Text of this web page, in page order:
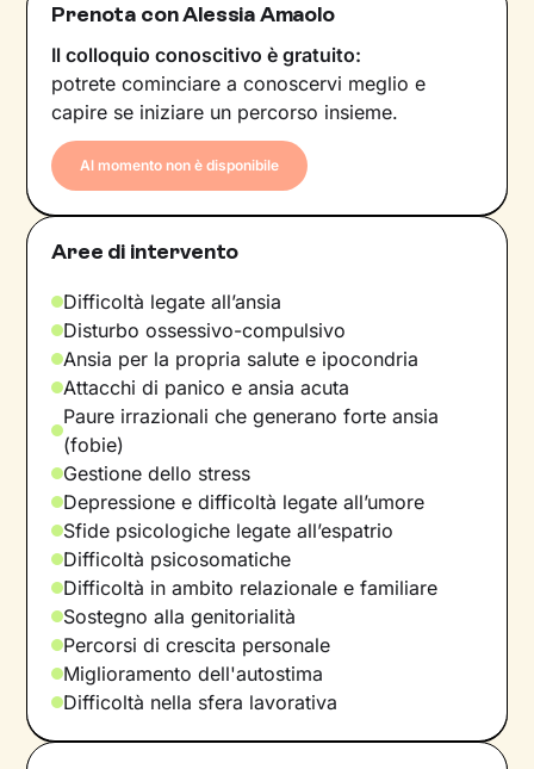
Prenota con Alessia Amaolo
Il colloquio conoscitivo è gratuito:
potrete cominciare a conoscervi meglio e
capire se iniziare un percorso insieme.
Al momento non è disponibile
Aree di intervento
Difficoltà legate all’ansia
Disturbo ossessivo-compulsivo
Ansia per la propria salute e ipocondria
Attacchi di panico e ansia acuta
Paure irrazionali che generano forte ansia
(fobie)
Gestione dello stress
Depressione e difficoltà legate all’umore
Sfide psicologiche legate all’espatrio
Difficoltà psicosomatiche
Difficoltà in ambito relazionale e familiare
Sostegno alla genitorialità
Percorsi di crescita personale
Miglioramento dell'autostima
Difficoltà nella sfera lavorativa